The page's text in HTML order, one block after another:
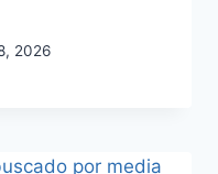
2026